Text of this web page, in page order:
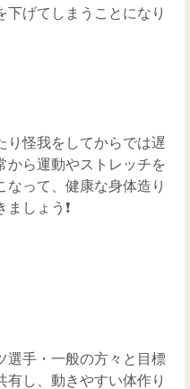
下げてしまうことになり
り怪我をしてからでは遅
から運動やストレッチを
なって、健康な身体造り
ましょう❗️
選手・一般の方々と目標
有し、動きやすい体作り